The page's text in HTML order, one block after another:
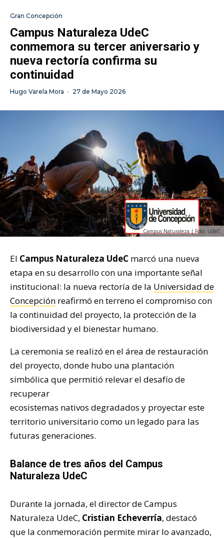
Gran Concepción
Campus Naturaleza UdeC
conmemora su tercer aniversario y
nueva rectoría confirma su
continuidad
Hugo Varela Mora · 27 de Mayo 2026
Campus Naturaleza | Foto: UdeC
El Campus Naturaleza UdeC marcó una nueva
etapa en su desarrollo con una importante señal
institucional: la nueva rectoría de la Universidad de
Concepción reafirmó en terreno el compromiso con
la continuidad del proyecto, la protección de la
biodiversidad y el bienestar humano.
La ceremonia se realizó en el área de restauración
del proyecto, donde hubo una plantación
simbólica que permitió relevar el desafío de
recuperar
ecosistemas nativos degradados y proyectar este
territorio universitario como un legado para las
futuras generaciones.
Balance de tres años del Campus
Naturaleza UdeC
Durante la jornada, el director de Campus
Naturaleza UdeC, Cristian Echeverría, destacó
que la conmemoración permite mirar lo avanzado,